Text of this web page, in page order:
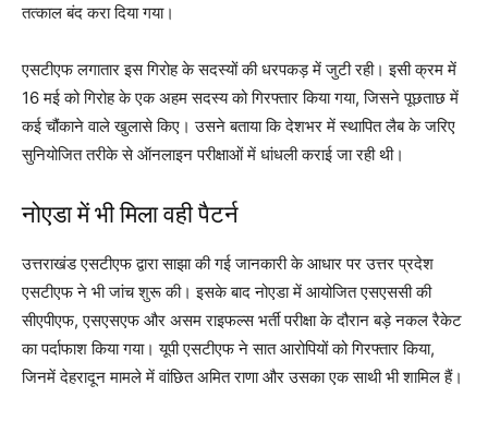
तत्काल बंद करा दिया गया।
एसटीएफ लगातार इस गिरोह के सदस्यों की धरपकड़ में जुटी रही। इसी क्रम में
16 मई को गिरोह के एक अहम सदस्य को गिरफ्तार किया गया, जिसने पूछताछ में
कई चौंकाने वाले खुलासे किए। उसने बताया कि देशभर में स्थापित लैब के जरिए
सुनियोजित तरीके से ऑनलाइन परीक्षाओं में धांधली कराई जा रही थी।
नोएडा में भी मिला वही पैटर्न
उत्तराखंड एसटीएफ द्वारा साझा की गई जानकारी के आधार पर उत्तर प्रदेश
एसटीएफ ने भी जांच शुरू की। इसके बाद नोएडा में आयोजित एसएससी की
सीएपीएफ, एसएसएफ और असम राइफल्स भर्ती परीक्षा के दौरान बड़े नकल रैकेट
का पर्दाफाश किया गया। यूपी एसटीएफ ने सात आरोपियों को गिरफ्तार किया,
जिनमें देहरादून मामले में वांछित अमित राणा और उसका एक साथी भी शामिल हैं।